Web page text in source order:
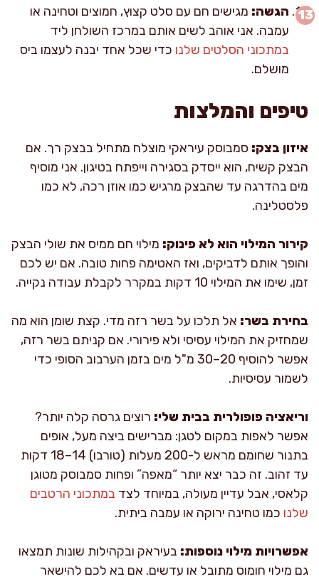
הגשה: מגישים חם עם סלט קצוץ, חמוצים וטחינה או
עמבה. אני אוהב לשים אותם במרכז השולחן ליד
במתכוני הסלטים שלנו כדי שכל אחד יבנה לעצמו ביס
מושלם.
טיפים והמלצות
איזון בצק: סמבוסק עיראקי מוצלח מתחיל בבצק רך. אם
הבצק קשיח, הוא ייסדק בסגירה וייפתח בטיגון. אני מוסיף
מים בהדרגה עד שהבצק מרגיש כמו אוזן רכה, לא כמו
פלסטלינה.
קירור המילוי הוא לא פינוק: מילוי חם ממיס את שולי הבצק
והופך אותם לדביקים, ואז האטימה פחות טובה. אם יש לכם
זמן, שימו את המילוי 10 דקות במקרר לקבלת עבודה נקייה.
בחירת בשר: אל תלכו על בשר רזה מדי. קצת שומן הוא מה
שמחזיק את המילוי עסיסי ולא פירורי. אם קניתם בשר רזה,
אפשר להוסיף 20–30 מ"ל מים בזמן הערבוב הסופי כדי
לשמור עסיסיות.
וריאציה פופולרית בבית שלי: רוצים גרסה קלה יותר?
אפשר לאפות במקום לטגן: מברישים ביצה מעל, אופים
בתנור שחומם מראש ל-200 מעלות (טורבו) 14–18 דקות
עד זהוב. זה כבר יצא יותר “מאפה” ופחות סמבוסק מטוגן
קלאסי, אבל עדיין מעולה, במיוחד לצד במתכוני הרטבים
שלנו כמו טחינה ירוקה או עמבה ביתית.
אפשרויות מילוי נוספות: בעיראק ובקהילות שונות תמצאו
גם מילוי חומוס מתובל או עדשים. אם בא לכם להישאר